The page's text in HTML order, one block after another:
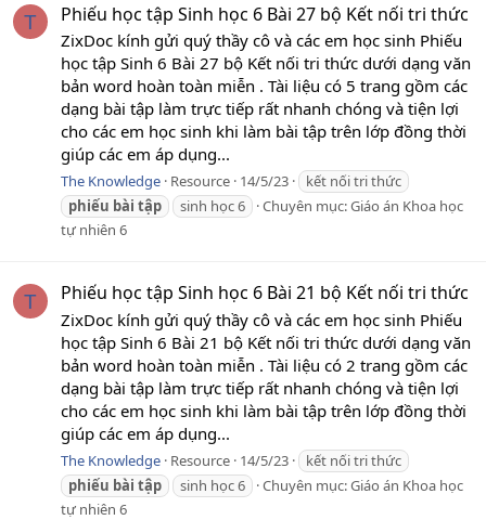
T Phiếu học tập Sinh học 6 Bài 27 bộ Kết nối tri thức
ZixDoc kính gửi quý thầy cô và các em học sinh Phiếu
học tập Sinh 6 Bài 27 bộ Kết nối tri thức dưới dạng văn
bản word hoàn toàn miễn . Tài liệu có 5 trang gồm các
dạng bài tập làm trực tiếp rất nhanh chóng và tiện lợi
cho các em học sinh khi làm bài tập trên lớp đồng thời
giúp các em áp dụng...
The Knowledge Resource 14/5/23
kết nối tri thức
phiếu bài tập sinh học 6 Chuyên mục:Giáo án Khoa học
tự nhiên 6
T Phiếu học tập Sinh học 6 Bài 21 bộ Kết nối tri thức
ZixDoc kính gửi quý thầy cô và các em học sinh Phiếu
học tập Sinh 6 Bài 21 bộ Kết nối tri thức dưới dạng văn
bản word hoàn toàn miễn . Tài liệu có 2 trang gồm các
dạng bài tập làm trực tiếp rất nhanh chóng và tiện lợi
cho các em học sinh khi làm bài tập trên lớp đồng thời
giúp các em áp dụng...
The Knowledge Resource 14/5/23
kết nối tri thức
phiếu bài tập sinh học 6 Chuyên mục:Giáo án Khoa học
tự nhiên 6